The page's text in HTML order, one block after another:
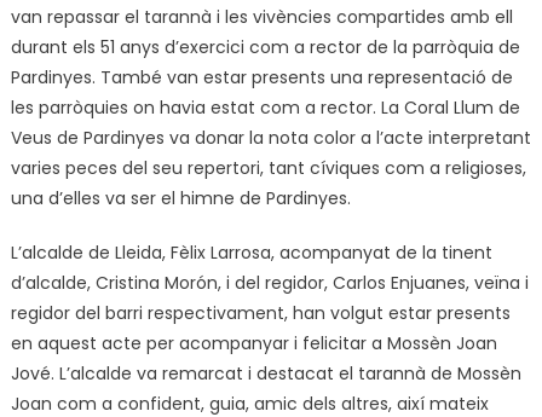
van repassar el tarannà i les vivències compartides amb ell
durant els 51 anys d’exercici com a rector de la parròquia de
Pardinyes. També van estar presents una representació de
les parròquies on havia estat com a rector. La Coral Llum de
Veus de Pardinyes va donar la nota color a l’acte interpretant
varies peces del seu repertori, tant cíviques com a religioses,
una d’elles va ser el himne de Pardinyes.
L’alcalde de Lleida, Fèlix Larrosa, acompanyat de la tinent
d’alcalde, Cristina Morón, i del regidor, Carlos Enjuanes, veïna i
regidor del barri respectivament, han volgut estar presents
en aquest acte per acompanyar i felicitar a Mossèn Joan
Jové. L’alcalde va remarcat i destacat el tarannà de Mossèn
Joan com a confident, guia, amic dels altres, així mateix